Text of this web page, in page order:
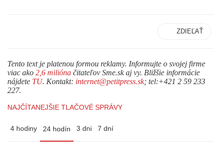
ZDIEĽAŤ
Tento text je platenou formou reklamy. Informujte o svojej firme
viac ako 2,6 milióna čitateľov Sme.sk aj vy. Bližšie informácie
nájdete TU. Kontakt: internet@petitpress.sk; tel:+421 2 59 233
227.
NAJČÍTANEJŠIE TLAČOVÉ SPRÁVY
4 hodiny 24 hodín 3 dni 7 dní